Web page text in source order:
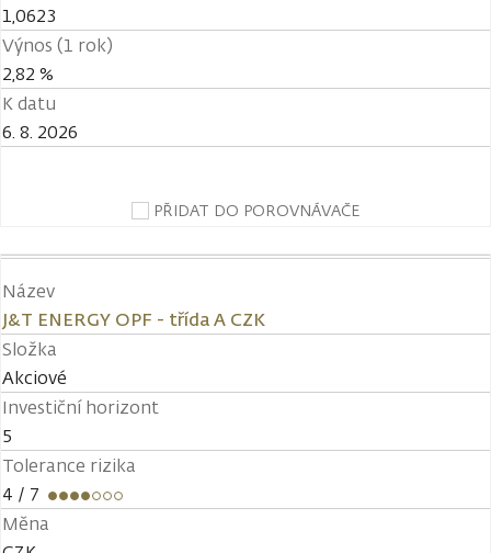
1,0623
Výnos (1 rok)
2,82 %
K datu
6. 8. 2026
PŘIDAT DO POROVNÁVAČE
Název
J&T ENERGY OPF - třída A CZK
Složka
Akciové
Investiční horizont
5
Tolerance rizika
4 / 7
Měna